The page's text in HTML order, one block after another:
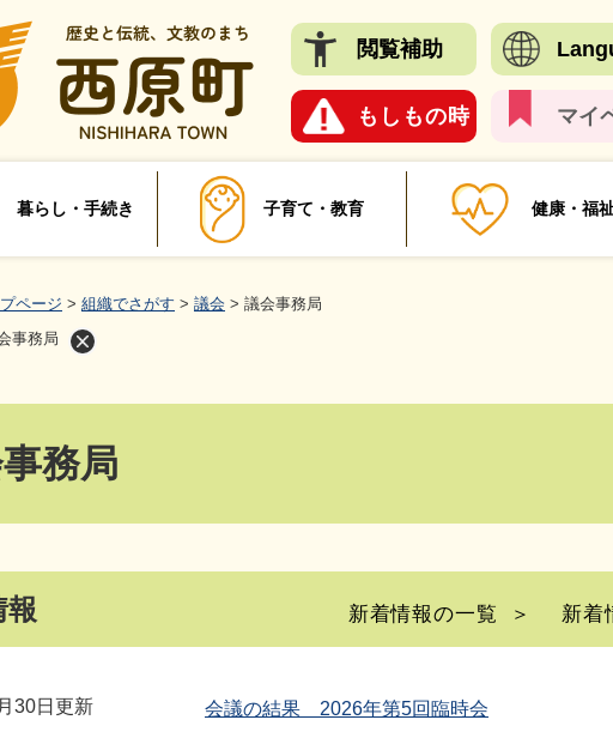
閲覧補助
もしもの時 マイ
暮らし・手続き 子育て・教育 健康・福
ページ > 組織でさがす > 議会 > 議会事務局
事務局
務局
報
30日更新 会議の結果 2026年第5回臨時会
新着情報の一覧 新着